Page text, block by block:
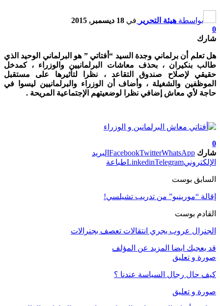
بواسطة هيئة التحرير في 18 ديسمبر, 2015
0
شارك
هل تعلم أن برلماني وجدة السيد “أفتاتي ” هو البرلماني الوحيد الذي
طالب بنكيران ، بحذف معاشات البرلمانيين والوزراء ، كمدخل
حقيقي لإصلاح صندوق التقاعد ، نظرا لتأثيرها على مستقبل
الموظفين والشغيلة ، وأضاف أن الوزراء والبرلمانيين ليسوا في
حاجة لأي معاش إضافي نظرا لوضعيتهم الإجتماعية المريحة .
0
شارك
FacebookTwitterWhatsApp
البريد
الإلكتروني
LinkedinTelegram طباعة
السابق بوست
إقالة “مورينيو” من تدريب تشيلسي!
القادم بوست
الجنرال عروب يجري انتقالات تعصف بجنرالات
قد يعجبك ايضا المزيد عن المؤلف
صورة و تعليق
كيف حال رجال السياسة عندنا ؟
صورة و تعليق